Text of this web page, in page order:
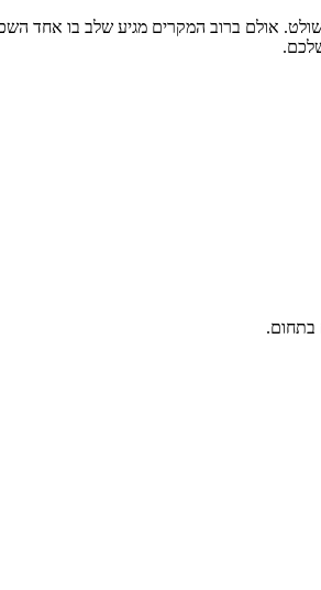
אולם ברוב המקרים מגיע שלב בו אחד
בתחום.